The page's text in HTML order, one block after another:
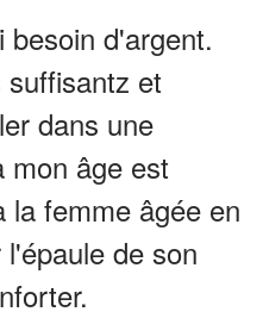
d'argent.
et
dans une
mon âge est
la femme âgée en
de son